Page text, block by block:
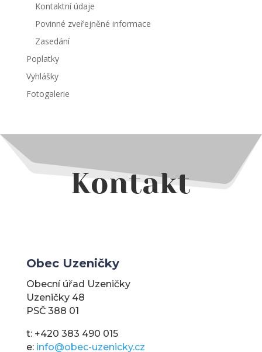
Kontaktní údaje
Povinné zveřejněné informace
Zasedání
Poplatky
Vyhlášky
Fotogalerie
Kontakt
Obec Uzeničky
Obecní úřad Uzeničky
Uzeničky 48
PSČ 388 01
t: +420 383 490 015
e: info@obec-uzenicky.cz